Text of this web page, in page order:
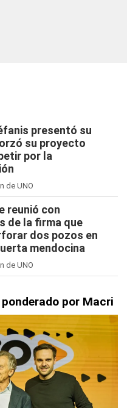
presentó su
su proyecto
por la
de UNO
reunió con
de la firma que
dos pozos en
mendocina
de UNO
por Macri